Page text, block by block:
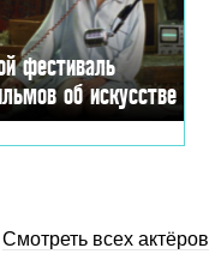
фестиваль
об искусстве
Смотреть всех актёров